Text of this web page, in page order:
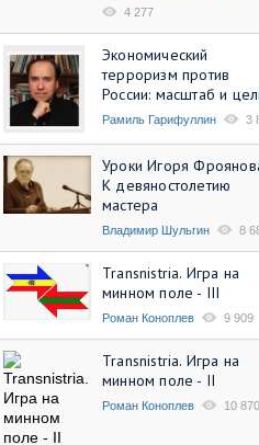
4 277
Экономический
терроризм против
России: масштаб и
Рамиль Гарифуллин 3
Уроки Игоря
К девяностолетию
мастера
Владимир Шульгин 8
Transnistria. Игра на
минном поле - III
Роман Коноплев 9 909
Transnistria. Игра на
минном поле - II
Роман Коноплев 10 870